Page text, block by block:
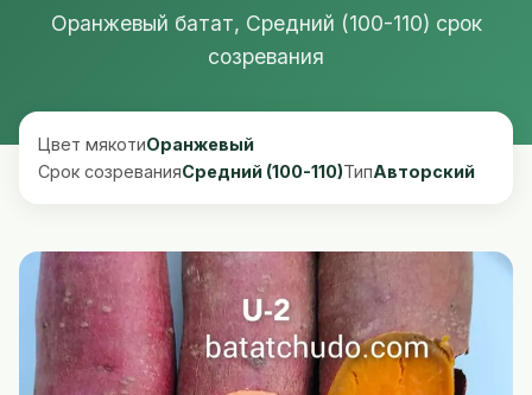
Оранжевый батат, Средний (100-110) срок
созревания
Цвет мякотиОранжевый
Срок созреванияСредний (100-110)ТипАвторский